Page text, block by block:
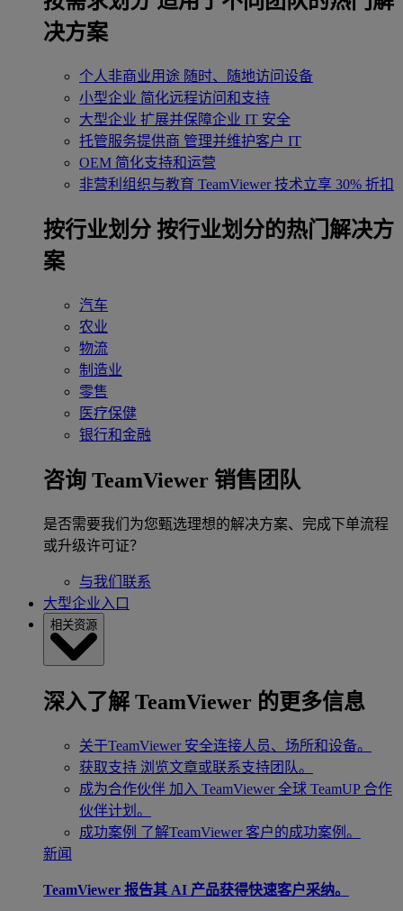
决方案
个人非商业用途 随时、随地访问设备
小型企业 简化远程访问和支持
大型企业 扩展并保障企业 IT 安全
托管服务提供商 管理并维护客户 IT
OEM 简化支持和运营
非营利组织与教育 TeamViewer 技术立享 30% 折扣
‌按行业划分 按行业划分的热门解决方
案
汽车
农业
物流
制造业
零售
医疗保健
银行和金融
咨询 TeamViewer 销售团队
是否需要我们为您甄选理想的解决方案、完成下单流程
或升级许可证？
与我们联系
大型企业入口
相关资源
深入了解 TeamViewer 的更多信息
关于TeamViewer 安全连接人员、场所和设备。
获取支持 浏览文章或联系支持团队。
成为合作伙伴 加入 TeamViewer 全球 TeamUP 合作
伙伴计划。
成功案例 了解TeamViewer 客户的成功案例。
新闻
TeamViewer 报告其 AI 产品获得快速客户采纳。